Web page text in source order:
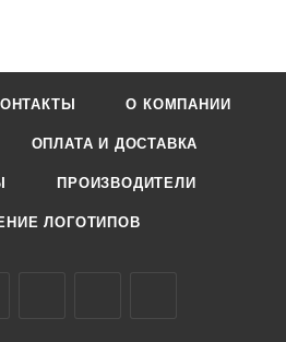
О КОМПАНИИ
ОПЛАТА И ДОСТАВКА
ПРОИЗВОДИТЕЛИ
ЛОГОТИПОВ